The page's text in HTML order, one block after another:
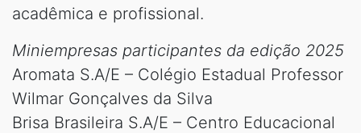
acadêmica e profissional.
Miniempresas participantes da edição 2025
Aromata S.A/E – Colégio Estadual Professor
Wilmar Gonçalves da Silva
Brisa Brasileira S.A/E – Centro Educacional